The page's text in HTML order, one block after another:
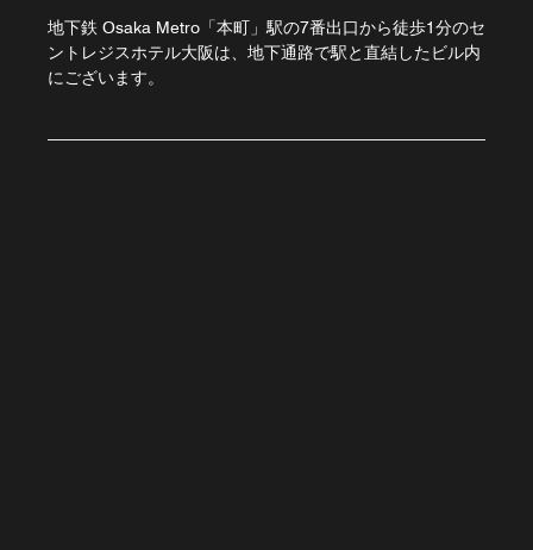
地下鉄 Osaka Metro「本町」駅の7番出口から徒歩1分のセ
ントレジスホテル大阪は、地下通路で駅と直結したビル内
にございます。